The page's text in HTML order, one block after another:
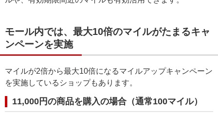
モール内では、最大10倍のマイルがたまるキャ
ンペーンを実施
マイルが2倍から最大10倍になるマイルアップキャンペーン
を実施しているショップもあります。
11,000円の商品を購入の場合（通常100マイル）